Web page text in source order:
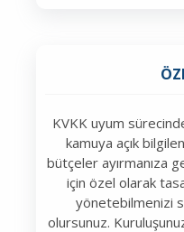
KVKK uyum
kamuya açık
bütçeler ayırmanıza
için özel olarak
yönetebilmenizi
olursunuz.